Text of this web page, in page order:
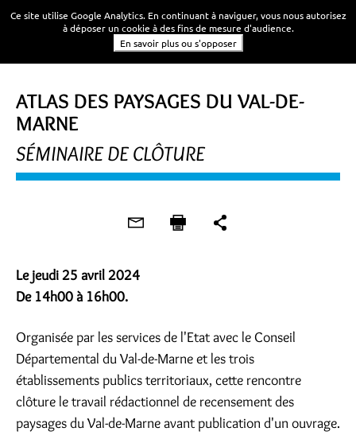
ATLAS DES PAYSAGES DU VAL-DE-
MARNE
SÉMINAIRE DE CLÔTURE
Le jeudi 25 avril 2024
De 14h00 à 16h00.
Organisée par les services de l'Etat avec le Conseil
Départemental du Val-de-Marne et les trois
établissements publics territoriaux, cette rencontre
clôture le travail rédactionnel de recensement des
paysages du Val-de-Marne avant publication d'un ouvrage.
Ce site utilise Google Analytics. En continuant à naviguer, vous nous autorisez
à déposer un cookie à des fins de mesure d'audience.
En savoir plus ou s'opposer